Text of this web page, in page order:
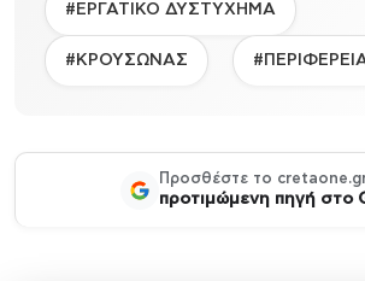
#ΕΡΓΑΤΙΚΟ ΔΥΣΤΥΧΗΜΑ
#ΚΡΟΥΣΩΝΑΣ
Προσθέστε το
προτιμώμενη πηγή στο